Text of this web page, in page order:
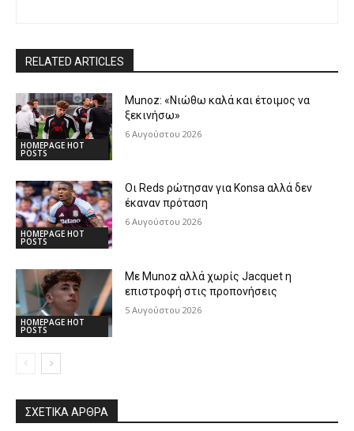
RELATED ARTICLES
HOMEPAGE HOT
POSTS
Munoz: «Νιώθω καλά και έτοιμος να
ξεκινήσω»
6 Αυγούστου 2026
HOMEPAGE HOT
POSTS
Οι Reds ρώτησαν για Konsa αλλά δεν
έκαναν πρόταση
6 Αυγούστου 2026
HOMEPAGE HOT
POSTS
Με Munoz αλλά χωρίς Jacquet η
επιστροφή στις προπονήσεις
5 Αυγούστου 2026
ΣΧΕΤΙΚΆ ΆΡΘΡΑ